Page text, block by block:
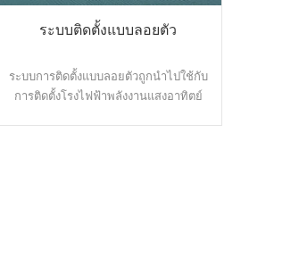
ระบบติดตั้งแบบลอยตัว
ระบบการติดตั้งแบบลอยตัวถูกนำไปใช้กับ
การติดตั้งโรงไฟฟ้าพลังงานแสงอาทิตย์